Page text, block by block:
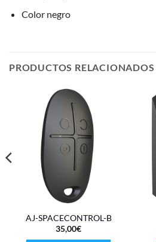
Color negro
PRODUCTOS RELACIONADOS
AJ-SPACECONTROL-B
35,00€